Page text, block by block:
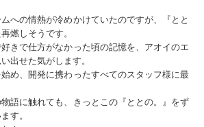
への情熱が冷めかけていたのですが、『とと
燃しそうです。
きで仕方がなかった頃の記憶を、アオイのエ
出せた気がします。
め、開発に携わったすべてのスタッフ様に最
語に触れても、きっとこの『ととの。』をず
す。